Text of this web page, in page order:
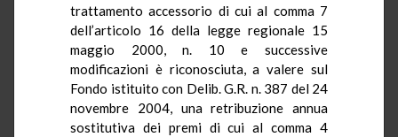
trattamento accessorio di cui al comma 7
dell’articolo 16 della legge regionale 15
maggio 2000, n. 10 e successive
modificazioni è riconosciuta, a valere sul
Fondo istituito con Delib. G.R. n. 387 del 24
novembre 2004, una retribuzione annua
sostitutiva dei premi di cui al comma 4